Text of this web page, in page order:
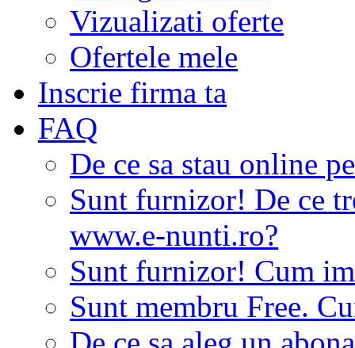
Vizualizati oferte
Ofertele mele
Inscrie firma ta
FAQ
De ce sa stau online
Sunt furnizor! De ce
www.e-nunti.ro?
Sunt furnizor! Cum
Sunt membru Free.